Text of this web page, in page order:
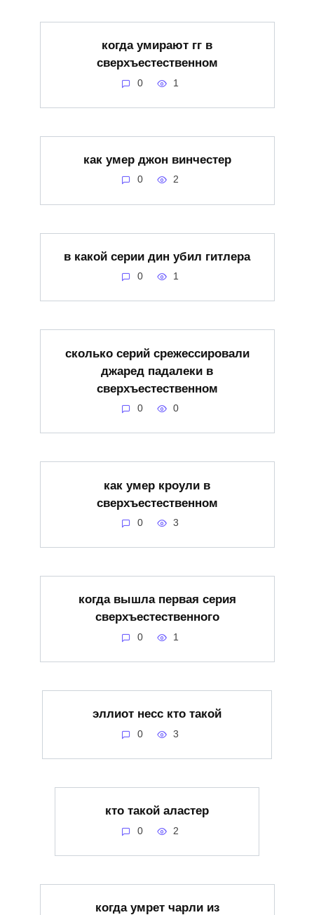
когда умирают гг в
сверхъестественном
0 1
как умер джон винчестер
0 2
в какой серии дин убил гитлера
0 1
сколько серий срежессировали
джаред падалеки в
сверхъестественном
0 0
как умер кроули в
сверхъестественном
0 3
когда вышла первая серия
сверхъестественного
0 1
эллиот несс кто такой
0 3
кто такой аластер
0 2
когда умрет чарли из